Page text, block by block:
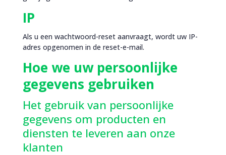
IP
Als u een wachtwoord-reset aanvraagt, wordt uw IP-
adres opgenomen in de reset-e-mail.
Hoe we uw persoonlijke
gegevens gebruiken
Het gebruik van persoonlijke
gegevens om producten en
diensten te leveren aan onze
klanten